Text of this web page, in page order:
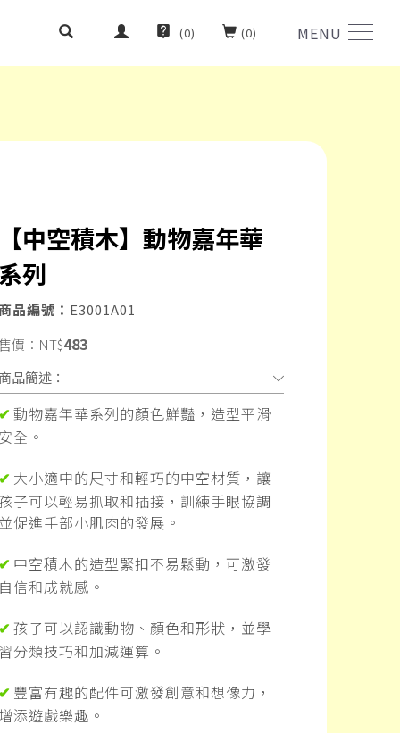
MENU
(0)
(0)
中空積木】動物嘉年華
列
品編號： E3001A01
價： NT$483
品簡述：
動物嘉年華系列的顏色鮮豔，造型平滑
全。
大小適中的尺寸和輕巧的中空材質，讓
子可以輕易抓取和插接，訓練手眼協調
促進手部小肌肉的發展。
中空積木的造型緊扣不易鬆動，可激發
信和成就感。
孩子可以認識動物、顏色和形狀，並學
分類技巧和加減運算。
豐富有趣的配件可激發創意和想像力，
添遊戲樂趣。